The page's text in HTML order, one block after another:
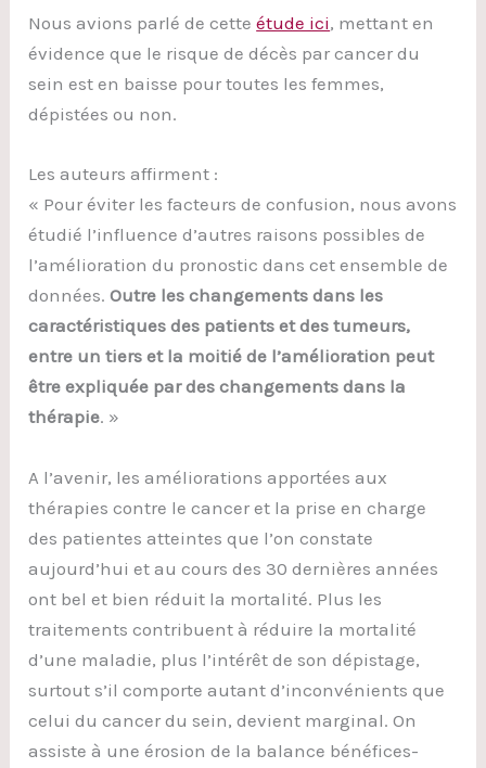
Nous avions parlé de cetteétude ici, mettant en
évidence que le risque de décès par cancer du
sein est en baisse pour toutes les femmes,
dépistées ou non.
Les auteurs affirment :
« Pour éviter les facteurs de confusion, nous avons
étudié l’influence d’autres raisons possibles de
l’amélioration du pronostic dans cet ensemble de
données.Outre les changements dans les
caractéristiques des patients et des tumeurs,
entre un tiers et la moitié de l’amélioration peut
être expliquée par des changements dans la
thérapie. »
A l’avenir, les améliorations apportées aux
thérapies contre le cancer et la prise en charge
des patientes atteintes que l’on constate
aujourd’hui et au cours des 30 dernières années
ont bel et bien réduit la mortalité. Plus les
traitements contribuent à réduire la mortalité
d’une maladie, plus l’intérêt de son dépistage,
surtout s’il comporte autant d’inconvénients que
celui du cancer du sein, devient marginal. On
assiste à une érosion de la balance bénéfices-